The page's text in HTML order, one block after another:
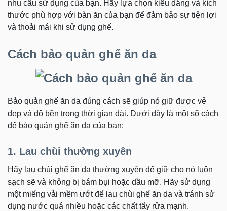
nhu cầu sử dụng của bạn. Hãy lựa chọn kiểu dáng và kích
thước phù hợp với bàn ăn của bạn để đảm bảo sự tiện lợi
và thoải mái khi sử dụng ghế.
Cách bảo quản ghế ăn da
Bảo quản ghế ăn da đúng cách sẽ giúp nó giữ được vẻ
đẹp và độ bền trong thời gian dài. Dưới đây là một số cách
để bảo quản ghế ăn da của bạn:
1. Lau chùi thường xuyên
Hãy lau chùi ghế ăn da thường xuyên để giữ cho nó luôn
sạch sẽ và không bị bám bụi hoặc dầu mỡ. Hãy sử dụng
một miếng vải mềm ướt để lau chùi ghế ăn da và tránh sử
dụng nước quá nhiều hoặc các chất tẩy rửa mạnh.